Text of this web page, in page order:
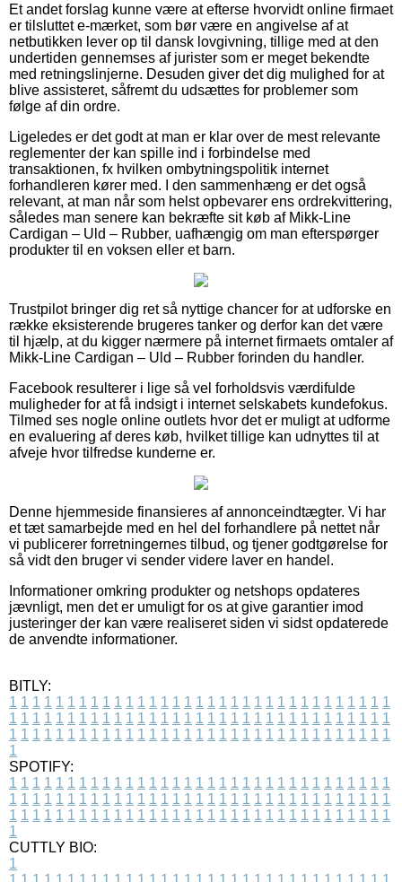
Et andet forslag kunne være at efterse hvorvidt online firmaet
er tilsluttet e-mærket, som bør være en angivelse af at
netbutikken lever op til dansk lovgivning, tillige med at den
undertiden gennemses af jurister som er meget bekendte
med retningslinjerne. Desuden giver det dig mulighed for at
blive assisteret, såfremt du udsættes for problemer som
følge af din ordre.
Ligeledes er det godt at man er klar over de mest relevante
reglementer der kan spille ind i forbindelse med
transaktionen, fx hvilken ombytningspolitik internet
forhandleren kører med. I den sammenhæng er det også
relevant, at man når som helst opbevarer ens ordrekvittering,
således man senere kan bekræfte sit køb af Mikk-Line
Cardigan – Uld – Rubber, uafhængig om man efterspørger
produkter til en voksen eller et barn.
Trustpilot bringer dig ret så nyttige chancer for at udforske en
række eksisterende brugeres tanker og derfor kan det være
til hjælp, at du kigger nærmere på internet firmaets omtaler af
Mikk-Line Cardigan – Uld – Rubber forinden du handler.
Facebook resulterer i lige så vel forholdsvis værdifulde
muligheder for at få indsigt i internet selskabets kundefokus.
Tilmed ses nogle online outlets hvor det er muligt at udforme
en evaluering af deres køb, hvilket tillige kan udnyttes til at
afveje hvor tilfredse kunderne er.
Denne hjemmeside finansieres af annonceindtægter. Vi har
et tæt samarbejde med en hel del forhandlere på nettet når
vi publicerer forretningernes tilbud, og tjener godtgørelse for
så vidt den bruger vi sender videre laver en handel.
Informationer omkring produkter og netshops opdateres
jævnligt, men det er umuligt for os at give garantier imod
justeringer der kan være realiseret siden vi sidst opdaterede
de anvendte informationer.
BITLY:
1 1 1 1 1 1 1 1 1 1 1 1 1 1 1 1 1 1 1 1 1 1 1 1 1 1 1 1 1 1 1 1 1
1 1 1 1 1 1 1 1 1 1 1 1 1 1 1 1 1 1 1 1 1 1 1 1 1 1 1 1 1 1 1 1 1
1 1 1 1 1 1 1 1 1 1 1 1 1 1 1 1 1 1 1 1 1 1 1 1 1 1 1 1 1 1 1 1 1
1
SPOTIFY:
1 1 1 1 1 1 1 1 1 1 1 1 1 1 1 1 1 1 1 1 1 1 1 1 1 1 1 1 1 1 1 1 1
1 1 1 1 1 1 1 1 1 1 1 1 1 1 1 1 1 1 1 1 1 1 1 1 1 1 1 1 1 1 1 1 1
1 1 1 1 1 1 1 1 1 1 1 1 1 1 1 1 1 1 1 1 1 1 1 1 1 1 1 1 1 1 1 1 1
1
CUTTLY BIO:
1